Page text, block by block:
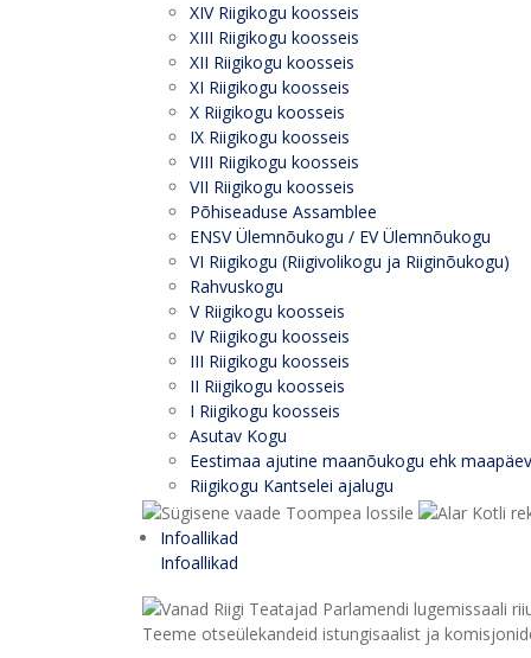
XIV Riigikogu koosseis
XIII Riigikogu koosseis
XII Riigikogu koosseis
XI Riigikogu koosseis
X Riigikogu koosseis
IX Riigikogu koosseis
VIII Riigikogu koosseis
VII Riigikogu koosseis
Põhiseaduse Assamblee
ENSV Ülemnõukogu / EV Ülemnõukogu
VI Riigikogu (Riigivolikogu ja Riiginõukogu)
Rahvuskogu
V Riigikogu koosseis
IV Riigikogu koosseis
III Riigikogu koosseis
II Riigikogu koosseis
I Riigikogu koosseis
Asutav Kogu
Eestimaa ajutine maanõukogu ehk maapäev
Riigikogu Kantselei ajalugu
Infoallikad
Infoallikad
Teeme otseülekandeid istungisaalist ja